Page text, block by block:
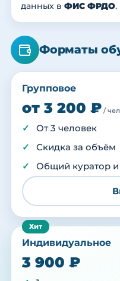
данных в ФИС ФРДО.
Форматы
Групповое
от 3 200 ₽ / чел
От 3 человек
Скидка за объём
Общий куратор
Индивидуальное
3 900 ₽